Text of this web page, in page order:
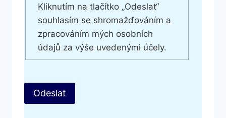
Kliknutím na tlačítko „Odeslat“
souhlasím se shromažďováním a
zpracováním mých osobních
údajů za výše uvedenými účely.
Odeslat